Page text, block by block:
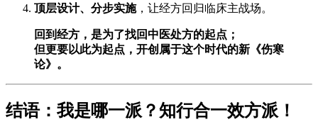
顶层设计、分步实施，让经方回归临床主战场。
回到经方，是为了找回中医处方的起点；
但更要以此为起点，开创属于这个时代的新《伤寒
论》。
结语：我是哪一派？知行合一效方派！